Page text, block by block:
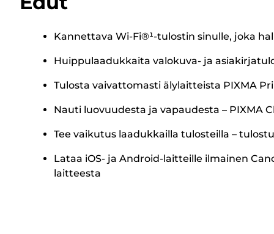
Kannettava Wi-Fi®¹-tulostin sinulle, joka
Huippulaadukkaita valokuva- ja
Tulosta vaivattomasti älylaitteista PIXMA
Nauti luovuudesta ja vapaudesta – PIXMA
Tee vaikutus laadukkailla tulosteilla –
Lataa iOS- ja Android-laitteille ilmainen
laitteesta